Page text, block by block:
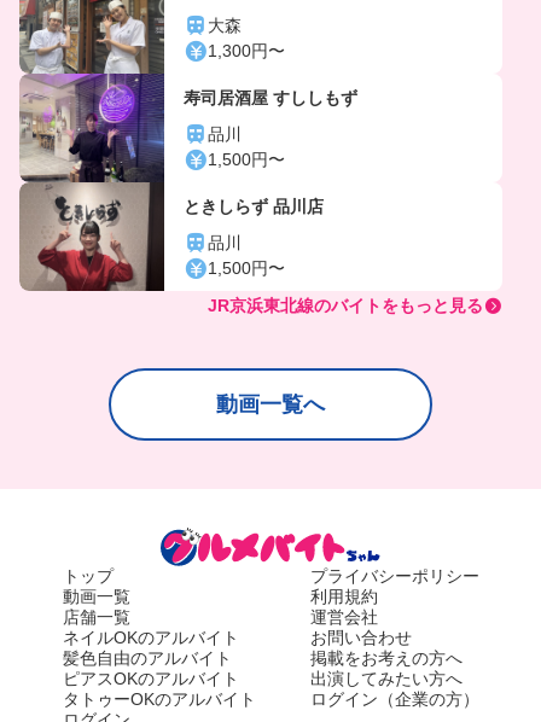
大森
1,300円〜
寿司居酒屋 すししもず
品川
1,500円〜
ときしらず 品川店
品川
1,500円〜
JR京浜東北線のバイトをもっと見る
動画一覧へ
トップ
動画一覧
店舗一覧
ネイルOKのアルバイト
髪色自由のアルバイト
ピアスOKのアルバイト
タトゥーOKのアルバイト
プライバシーポリシー
利用規約
運営会社
お問い合わせ
掲載をお考えの方へ
出演してみたい方へ
ログイン（企業の方）